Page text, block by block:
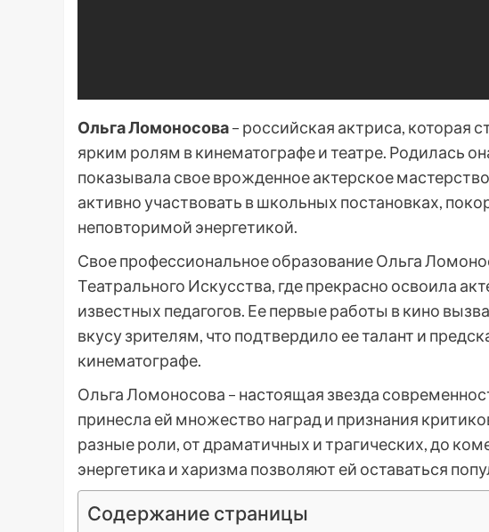
Ольга Ломоносова– российская актриса, которая
ярким ролям в кинематографе и театре. Родилась
показывала свое врожденное актерское
активно участвовать в школьных постановках,
неповторимой энергетикой.
Свое профессиональное образование Ольга
Театрального Искусства, где прекрасно освоила
известных педагогов. Ее первые работы в кино
вкусу зрителям, что подтвердило ее талант и
кинематографе.
Ольга Ломоносова – настоящая звезда
принесла ей множество наград и признания
разные роли, от драматичных и трагических, до
энергетика и харизма позволяют ей оставаться
Содержание страницы